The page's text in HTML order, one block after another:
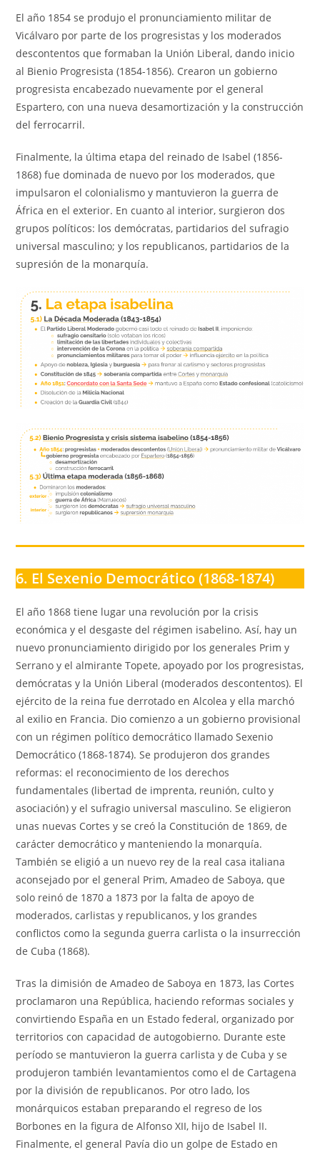
El año 1854 se produjo el pronunciamiento militar de
Vicálvaro por parte de los progresistas y los moderados
descontentos que formaban la Unión Liberal, dando inicio
al Bienio Progresista (1854-1856). Crearon un gobierno
progresista encabezado nuevamente por el general
Espartero, con una nueva desamortización y la construcción
del ferrocarril.
Finalmente, la última etapa del reinado de Isabel (1856-
1868) fue dominada de nuevo por los moderados, que
impulsaron el colonialismo y mantuvieron la guerra de
África en el exterior. En cuanto al interior, surgieron dos
grupos políticos: los demócratas, partidarios del sufragio
universal masculino; y los republicanos, partidarios de la
supresión de la monarquía.
6. El Sexenio Democrático (1868-1874)
El año 1868 tiene lugar una revolución por la crisis
económica y el desgaste del régimen isabelino. Así, hay un
nuevo pronunciamiento dirigido por los generales Prim y
Serrano y el almirante Topete, apoyado por los progresistas,
demócratas y la Unión Liberal (moderados descontentos). El
ejército de la reina fue derrotado en Alcolea y ella marchó
al exilio en Francia. Dio comienzo a un gobierno provisional
con un régimen político democrático llamado Sexenio
Democrático (1868-1874). Se produjeron dos grandes
reformas: el reconocimiento de los derechos
fundamentales (libertad de imprenta, reunión, culto y
asociación) y el sufragio universal masculino. Se eligieron
unas nuevas Cortes y se creó la Constitución de 1869, de
carácter democrático y manteniendo la monarquía.
También se eligió a un nuevo rey de la real casa italiana
aconsejado por el general Prim, Amadeo de Saboya, que
solo reinó de 1870 a 1873 por la falta de apoyo de
moderados, carlistas y republicanos, y los grandes
conflictos como la segunda guerra carlista o la insurrección
de Cuba (1868).
Tras la dimisión de Amadeo de Saboya en 1873, las Cortes
proclamaron una República, haciendo reformas sociales y
convirtiendo España en un Estado federal, organizado por
territorios con capacidad de autogobierno. Durante este
período se mantuvieron la guerra carlista y de Cuba y se
produjeron también levantamientos como el de Cartagena
por la división de republicanos. Por otro lado, los
monárquicos estaban preparando el regreso de los
Borbones en la figura de Alfonso XII, hijo de Isabel II.
Finalmente, el general Pavía dio un golpe de Estado en